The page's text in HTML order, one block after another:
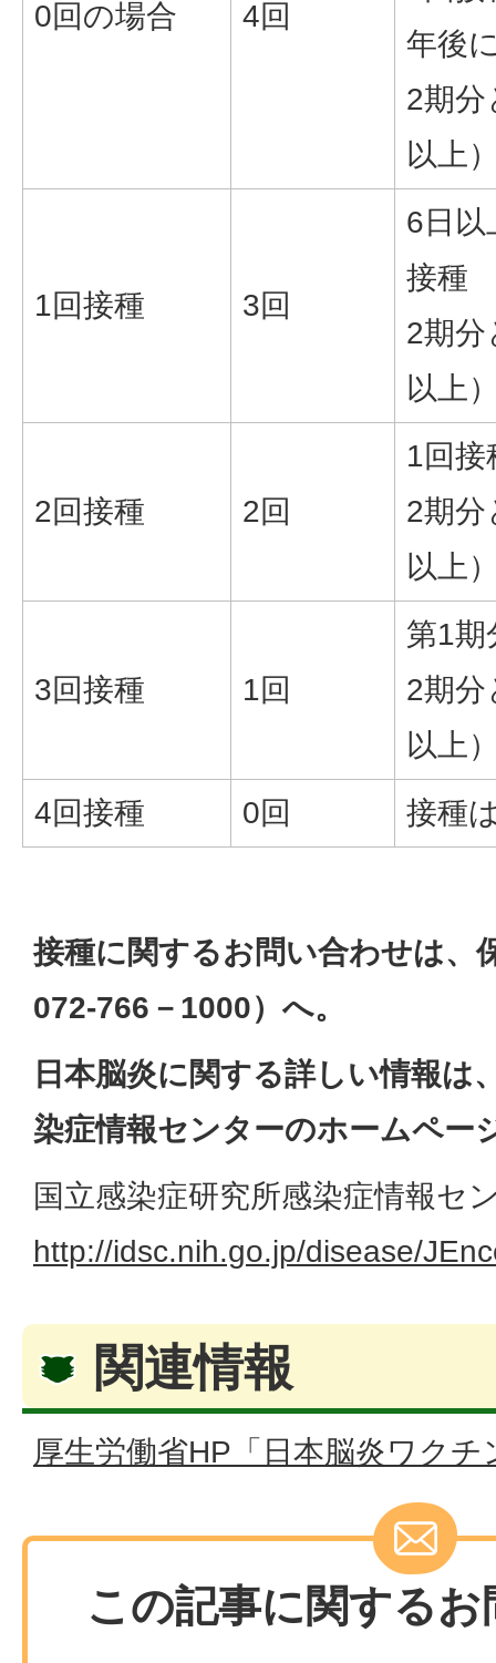
0回の場合 4回
年後
2期分
以上
1回接種 3回
6日以
接種
2期分
以上
2回接種 2回
1回接
2期分
以上
3回接種 1回
第1期
2期分
以上
4回接種
0回 接種
接種に関するお問い合わせは、
072-766－1000）へ。
日本脳炎に関する詳しい情報は
染症情報センターのホームペー
国立感染症研究所感染症情報セ
http://idsc.nih.go.jp/disease/
関連情報
厚生労働省HP「日本脳炎ワク
この記事に関する